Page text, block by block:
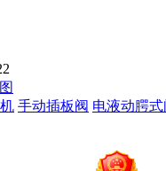
手动插板阀 电液动腭式